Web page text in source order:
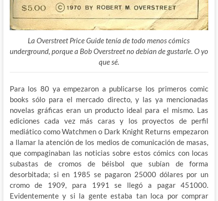
La Overstreet Price Guide tenía de todo menos cómics
underground, porque a Bob Overstreet no debían de gustarle. O yo
que sé.
Para los 80 ya empezaron a publicarse los primeros comic
books sólo para el mercado directo, y las ya mencionadas
novelas gráficas eran un producto ideal para el mismo. Las
ediciones cada vez más caras y los proyectos de perfil
mediático como Watchmen o Dark Knight Returns empezaron
a llamar la atención de los medios de comunicación de masas,
que compaginaban las noticias sobre estos cómics con locas
subastas de cromos de béisbol que subían de forma
desorbitada; si en 1985 se pagaron 25000 dólares por un
cromo de 1909, para 1991 se llegó a pagar 451000.
Evidentemente y si la gente estaba tan loca por comprar